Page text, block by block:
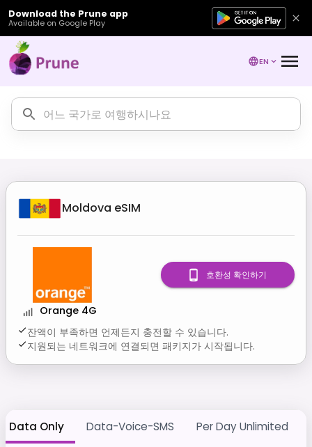
Download the Prune app
Available on Google Play
EN
Moldova eSIM
Orange 4G
잔액이 부족하면 언제든지 충전할 수 있습니다.
지원되는 네트워크에 연결되면 패키지가 시작됩니다.
호환성 확인하기
Data Only Data-Voice-SMS Per Day Unlimited